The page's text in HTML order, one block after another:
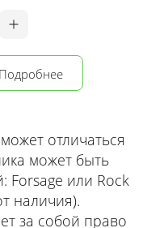
Подробнее
отличаться
может быть
Forsage или Rock
наличия).
за собой право